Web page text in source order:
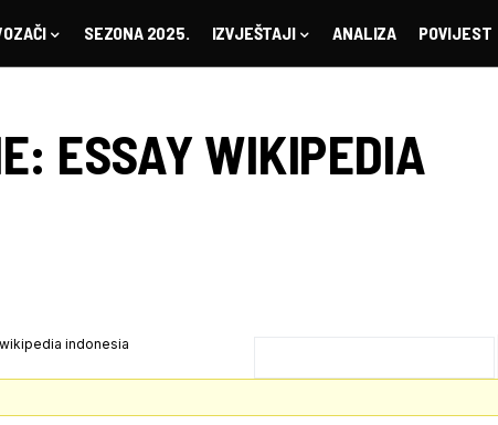
SEZONA 2025. IZVJEŠTAJI ANALIZA POVIJEST
ESSAY WIKIPEDIA
indonesia